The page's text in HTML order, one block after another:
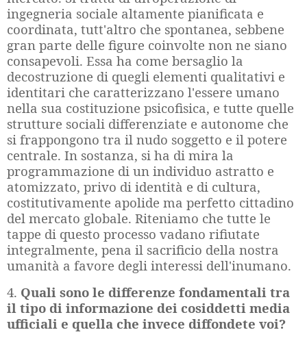
ingegneria sociale altamente pianificata e
coordinata, tutt'altro che spontanea, sebbene
gran parte delle figure coinvolte non ne siano
consapevoli. Essa ha come bersaglio la
decostruzione di quegli elementi qualitativi e
identitari che caratterizzano l'essere umano
nella sua costituzione psicofisica, e tutte quelle
strutture sociali differenziate e autonome che
si frappongono tra il nudo soggetto e il potere
centrale. In sostanza, si ha di mira la
programmazione di un individuo astratto e
atomizzato, privo di identità e di cultura,
costitutivamente apolide ma perfetto cittadino
del mercato globale. Riteniamo che tutte le
tappe di questo processo vadano rifiutate
integralmente, pena il sacrificio della nostra
umanità a favore degli interessi dell'inumano.
4. Quali sono le differenze fondamentali tra
il tipo di informazione dei cosiddetti media
ufficiali e quella che invece diffondete voi?